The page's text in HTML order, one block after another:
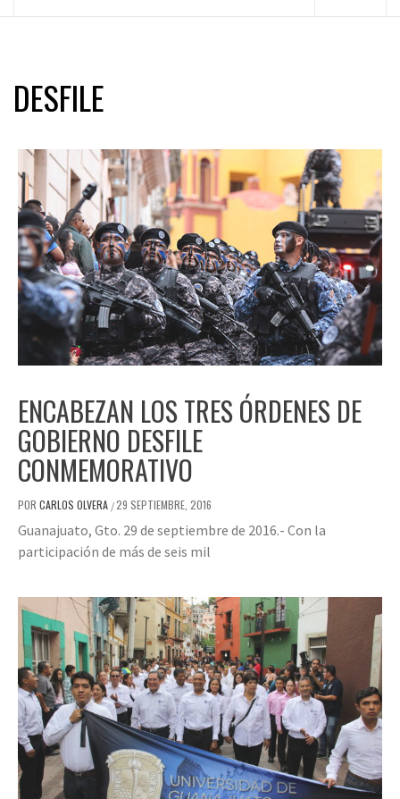
DESFILE
ENCABEZAN LOS TRES ÓRDENES DE
GOBIERNO DESFILE
CONMEMORATIVO
POR CARLOS OLVERA /29 SEPTIEMBRE, 2016
Guanajuato, Gto. 29 de septiembre de 2016.- Con la
participación de más de seis mil